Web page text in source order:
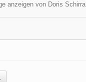
anzeigen von Doris Schirra